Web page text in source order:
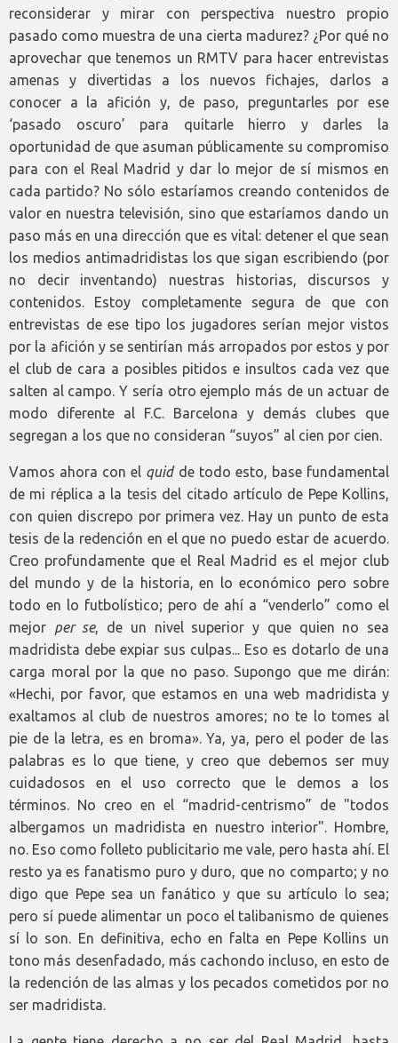
reconsiderar y mirar con perspectiva nuestro propio
pasado como muestra de una cierta madurez? ¿Por qué no
aprovechar que tenemos un RMTV para hacer entrevistas
amenas y divertidas a los nuevos fichajes, darlos a
conocer a la afición y, de paso, preguntarles por ese
‘pasado oscuro’ para quitarle hierro y darles la
oportunidad de que asuman públicamente su compromiso
para con el Real Madrid y dar lo mejor de sí mismos en
cada partido? No sólo estaríamos creando contenidos de
valor en nuestra televisión, sino que estaríamos dando un
paso más en una dirección que es vital: detener el que sean
los medios antimadridistas los que sigan escribiendo (por
no decir inventando) nuestras historias, discursos y
contenidos. Estoy completamente segura de que con
entrevistas de ese tipo los jugadores serían mejor vistos
por la afición y se sentirían más arropados por estos y por
el club de cara a posibles pitidos e insultos cada vez que
salten al campo. Y sería otro ejemplo más de un actuar de
modo diferente al F.C. Barcelona y demás clubes que
segregan a los que no consideran “suyos” al cien por cien.
Vamos ahora con el quidde todo esto, base fundamental
de mi réplica a la tesis del citado artículo de Pepe Kollins,
con quien discrepo por primera vez. Hay un punto de esta
tesis de la redención en el que no puedo estar de acuerdo.
Creo profundamente que el Real Madrid es el mejor club
del mundo y de la historia, en lo económico pero sobre
todo en lo futbolístico; pero de ahí a “venderlo” como el
mejor per se, de un nivel superior y que quien no sea
madridista debe expiar sus culpas... Eso es dotarlo de una
carga moral por la que no paso. Supongo que me dirán:
«Hechi, por favor, que estamos en una web madridista y
exaltamos al club de nuestros amores; no te lo tomes al
pie de la letra, es en broma». Ya, ya, pero el poder de las
palabras es lo que tiene, y creo que debemos ser muy
cuidadosos en el uso correcto que le demos a los
términos. No creo en el “madrid-centrismo” de "todos
albergamos un madridista en nuestro interior". Hombre,
no. Eso como folleto publicitario me vale, pero hasta ahí. El
resto ya es fanatismo puro y duro, que no comparto; y no
digo que Pepe sea un fanático y que su artículo lo sea;
pero sí puede alimentar un poco el talibanismo de quienes
sí lo son. En definitiva, echo en falta en Pepe Kollins un
tono más desenfadado, más cachondo incluso, en esto de
la redención de las almas y los pecados cometidos por no
ser madridista.